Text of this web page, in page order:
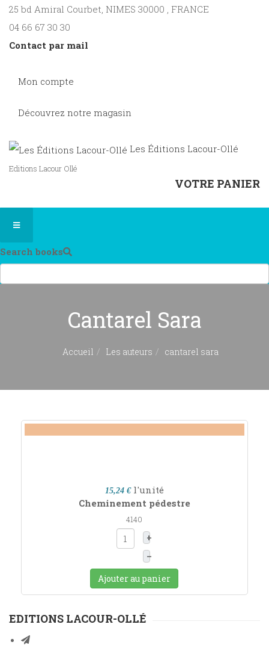
25 bd Amiral Courbet, NIMES 30000 , FRANCE
04 66 67 30 30
Contact par mail
Mon compte
Découvrez notre magasin
Les Éditions Lacour-Ollé
Editions Lacour Ollé
VOTRE PANIER
Search books
Cantarel Sara
Accueil Les auteurs cantarel sara
15,24 € l'unité
Cheminement pédestre
4140
+
–
Ajouter au panier
EDITIONS LACOUR-OLLÉ